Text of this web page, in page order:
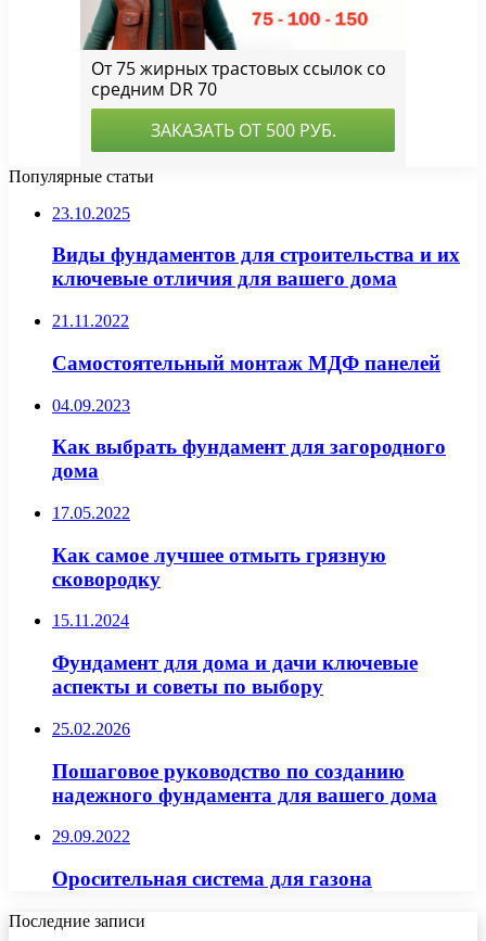
Популярные статьи
23.10.2025
Виды фундаментов для строительства и их
ключевые отличия для вашего дома
21.11.2022
Самостоятельный монтаж МДФ панелей
04.09.2023
Как выбрать фундамент для загородного
дома
17.05.2022
Как самое лучшее отмыть грязную
сковородку
15.11.2024
Фундамент для дома и дачи ключевые
аспекты и советы по выбору
25.02.2026
Пошаговое руководство по созданию
надежного фундамента для вашего дома
29.09.2022
Оросительная система для газона
Последние записи